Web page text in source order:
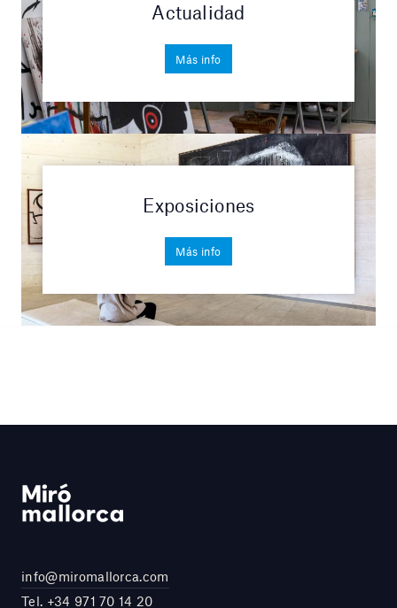
Actualidad
Más info
Exposiciones
Más info
info@miromallorca.com
Tel. +34 971 70 14 20